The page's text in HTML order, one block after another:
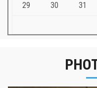
29 30 31